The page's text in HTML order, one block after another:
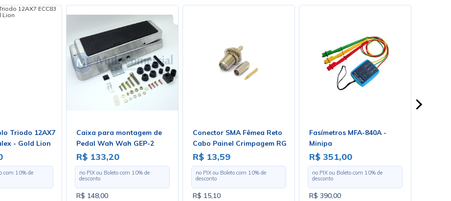
Triodo 12AX7
- Gold Lion
com 10% de
Caixa para montagem de
Pedal Wah Wah GEP-2
R$ 133,20
no PIX ou Boleto com 10% de
desconto
R$ 148,00
Conector SMA Fêmea Reto
Cabo Painel Crimpagem RG
174 com Pino Macho - 3081
- Gav 38
R$ 13,59
no PIX ou Boleto com 10% de
desconto
R$ 15,10
Fasímetros MFA-840A -
Minipa
R$ 351,00
no PIX ou Boleto com 10% de
desconto
R$ 390,00